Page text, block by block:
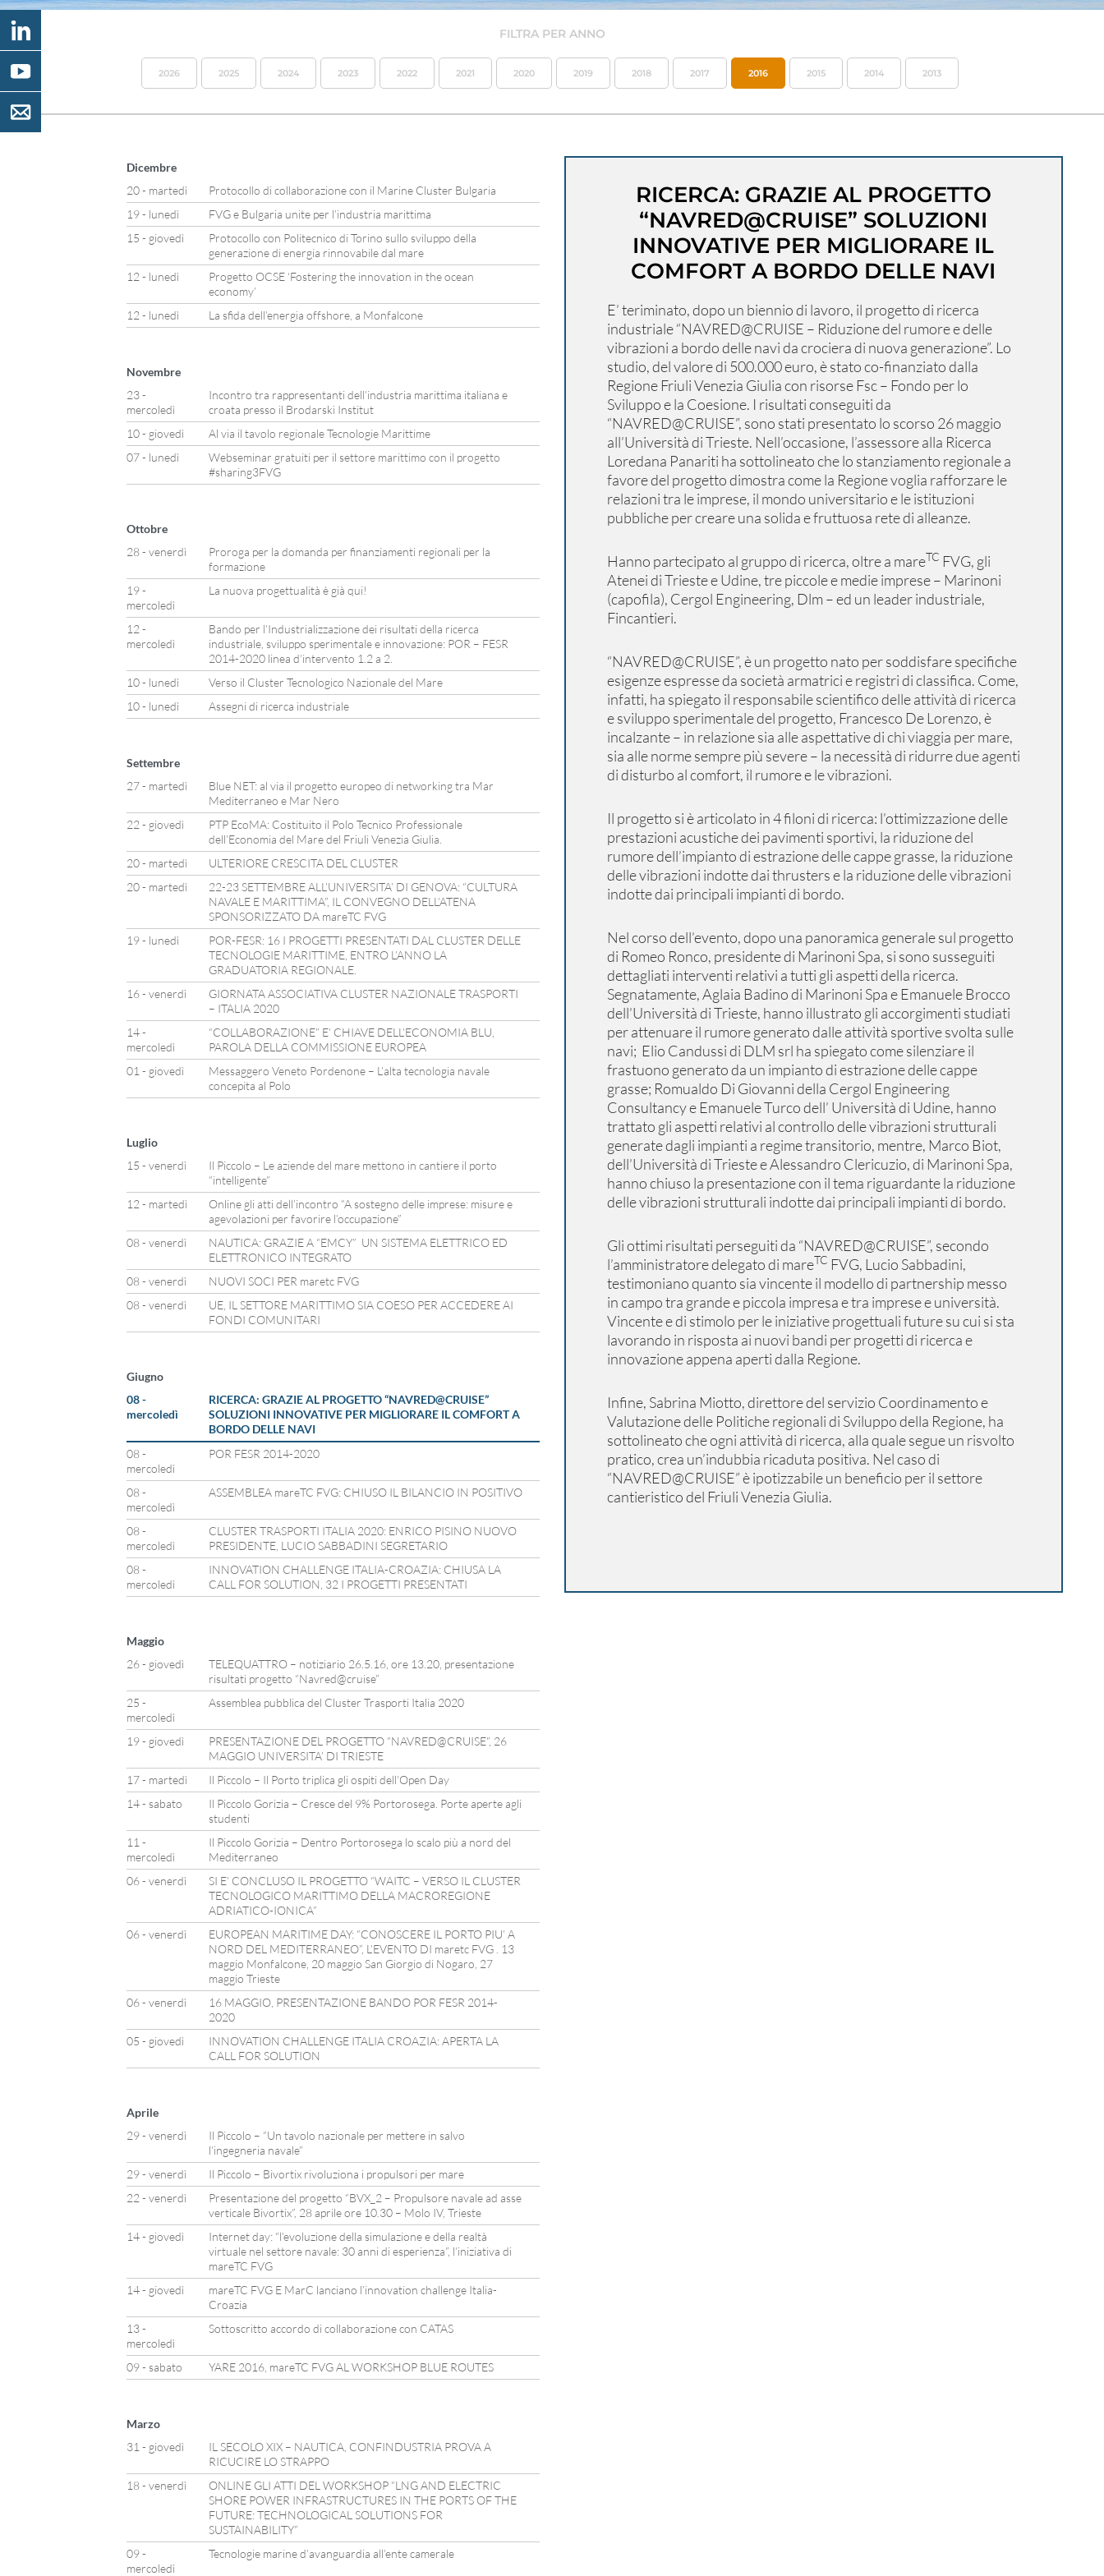
FILTRA PER ANNO
2026 2025 2024 2023 2022 2021 2020 2019 2018 2017 2016 2015 2014 2013
Dicembre
20 - martedì
Protocollo di collaborazione con il Marine Cluster Bulgaria
19 - lunedì
FVG e Bulgaria unite per l’industria marittima
15 - giovedì
Protocollo con Politecnico di Torino sullo sviluppo della
generazione di energia rinnovabile dal mare
12 - lunedì
Progetto OCSE ‘Fostering the innovation in the ocean
economy’
12 - lunedì
La sfida dell’energia offshore, a Monfalcone
Novembre
23 -
mercoledì
Incontro tra rappresentanti dell’industria marittima italiana e
croata presso il Brodarski Institut
10 - giovedì
Al via il tavolo regionale Tecnologie Marittime
07 - lunedì
Webseminar gratuiti per il settore marittimo con il progetto
#sharing3FVG
Ottobre
28 - venerdì
Proroga per la domanda per finanziamenti regionali per la
formazione
19 -
mercoledì
La nuova progettualità è già qui!
12 -
mercoledì
Bando per l’Industrializzazione dei risultati della ricerca
industriale, sviluppo sperimentale e innovazione: POR – FESR
2014-2020 linea d’intervento 1.2 a 2.
10 - lunedì
Verso il Cluster Tecnologico Nazionale del Mare
10 - lunedì
Assegni di ricerca industriale
Settembre
27 - martedì
Blue NET: al via il progetto europeo di networking tra Mar
Mediterraneo e Mar Nero
22 - giovedì
PTP EcoMA: Costituito il Polo Tecnico Professionale
dell’Economia del Mare del Friuli Venezia Giulia.
20 - martedì
ULTERIORE CRESCITA DEL CLUSTER
20 - martedì
22-23 SETTEMBRE ALL’UNIVERSITA’ DI GENOVA: “CULTURA
NAVALE E MARITTIMA”, IL CONVEGNO DELL’ATENA
SPONSORIZZATO DA mareTC FVG
19 - lunedì
POR-FESR: 16 I PROGETTI PRESENTATI DAL CLUSTER DELLE
TECNOLOGIE MARITTIME, ENTRO L’ANNO LA
GRADUATORIA REGIONALE.
16 - venerdì
GIORNATA ASSOCIATIVA CLUSTER NAZIONALE TRASPORTI
– ITALIA 2020
14 -
mercoledì
“COLLABORAZIONE” E’ CHIAVE DELL’ECONOMIA BLU,
PAROLA DELLA COMMISSIONE EUROPEA
01 - giovedì
Messaggero Veneto Pordenone – L’alta tecnologia navale
concepita al Polo
Luglio
15 - venerdì
Il Piccolo – Le aziende del mare mettono in cantiere il porto
“intelligente”
12 - martedì
Online gli atti dell’incontro “A sostegno delle imprese: misure e
agevolazioni per favorire l’occupazione”
08 - venerdì
NAUTICA: GRAZIE A “EMCY” UN SISTEMA ELETTRICO ED
ELETTRONICO INTEGRATO
08 - venerdì
NUOVI SOCI PER maretc FVG
08 - venerdì
UE, IL SETTORE MARITTIMO SIA COESO PER ACCEDERE AI
FONDI COMUNITARI
Giugno
08 -
mercoledì
RICERCA: GRAZIE AL PROGETTO “NAVRED@CRUISE”
SOLUZIONI INNOVATIVE PER MIGLIORARE IL COMFORT A
BORDO DELLE NAVI
08 -
mercoledì
POR FESR 2014-2020
08 -
mercoledì
ASSEMBLEA mareTC FVG: CHIUSO IL BILANCIO IN POSITIVO
08 -
mercoledì
CLUSTER TRASPORTI ITALIA 2020: ENRICO PISINO NUOVO
PRESIDENTE, LUCIO SABBADINI SEGRETARIO
08 -
mercoledì
INNOVATION CHALLENGE ITALIA-CROAZIA: CHIUSA LA
CALL FOR SOLUTION, 32 I PROGETTI PRESENTATI
Maggio
26 - giovedì
TELEQUATTRO – notiziario 26.5.16, ore 13.20, presentazione
risultati progetto “Navred@cruise”
25 -
mercoledì
Assemblea pubblica del Cluster Trasporti Italia 2020
19 - giovedì
PRESENTAZIONE DEL PROGETTO “NAVRED@CRUISE”, 26
MAGGIO UNIVERSITA’ DI TRIESTE
17 - martedì
Il Piccolo – Il Porto triplica gli ospiti dell’Open Day
14 - sabato
Il Piccolo Gorizia – Cresce del 9% Portorosega. Porte aperte agli
studenti
11 -
mercoledì
Il Piccolo Gorizia – Dentro Portorosega lo scalo più a nord del
Mediterraneo
06 - venerdì
SI E’ CONCLUSO IL PROGETTO “WAITC – VERSO IL CLUSTER
TECNOLOGICO MARITTIMO DELLA MACROREGIONE
ADRIATICO-IONICA”
06 - venerdì
EUROPEAN MARITIME DAY: “CONOSCERE IL PORTO PIU’ A
NORD DEL MEDITERRANEO”, L’EVENTO DI maretc FVG . 13
maggio Monfalcone, 20 maggio San Giorgio di Nogaro, 27
maggio Trieste
06 - venerdì
16 MAGGIO, PRESENTAZIONE BANDO POR FESR 2014-
2020
05 - giovedì
INNOVATION CHALLENGE ITALIA CROAZIA: APERTA LA
CALL FOR SOLUTION
Aprile
29 - venerdì
Il Piccolo – “Un tavolo nazionale per mettere in salvo
l’ingegneria navale”
29 - venerdì
Il Piccolo – Bivortix rivoluziona i propulsori per mare
22 - venerdì
Presentazione del progetto “BVX_2 – Propulsore navale ad asse
verticale Bivortix”, 28 aprile ore 10.30 – Molo IV, Trieste
14 - giovedì
Internet day: “l’evoluzione della simulazione e della realtà
virtuale nel settore navale: 30 anni di esperienza”, l’iniziativa di
mareTC FVG
14 - giovedì
mareTC FVG E MarC lanciano l’innovation challenge Italia-
Croazia
13 -
mercoledì
Sottoscritto accordo di collaborazione con CATAS
09 - sabato YARE 2016, mareTC FVG AL WORKSHOP BLUE ROUTES
Marzo
31 - giovedì
IL SECOLO XIX – NAUTICA, CONFINDUSTRIA PROVA A
RICUCIRE LO STRAPPO
18 - venerdì
ONLINE GLI ATTI DEL WORKSHOP “LNG AND ELECTRIC
SHORE POWER INFRASTRUCTURES IN THE PORTS OF THE
FUTURE: TECHNOLOGICAL SOLUTIONS FOR
SUSTAINABILITY”
09 -
mercoledì
Tecnologie marine d’avanguardia all’ente camerale
RICERCA: GRAZIE AL PROGETTO
“NAVRED@CRUISE” SOLUZIONI
INNOVATIVE PER MIGLIORARE IL
COMFORT A BORDO DELLE NAVI
E’ teriminato, dopo un biennio di lavoro, il progetto di ricerca
industriale “NAVRED@CRUISE – Riduzione del rumore e delle
vibrazioni a bordo delle navi da crociera di nuova generazione”. Lo
studio, del valore di 500.000 euro, è stato co-finanziato dalla
Regione Friuli Venezia Giulia con risorse Fsc – Fondo per lo
Sviluppo e la Coesione. I risultati conseguiti da
“NAVRED@CRUISE”, sono stati presentato lo scorso 26 maggio
all’Università di Trieste. Nell’occasione, l’assessore alla Ricerca
Loredana Panariti ha sottolineato che lo stanziamento regionale a
favore del progetto dimostra come la Regione voglia rafforzare le
relazioni tra le imprese, il mondo universitario e le istituzioni
pubbliche per creare una solida e fruttuosa rete di alleanze.
Hanno partecipato al gruppo di ricerca, oltre a mareTC FVG, gli
Atenei di Trieste e Udine, tre piccole e medie imprese – Marinoni
(capofila), Cergol Engineering, Dlm – ed un leader industriale,
Fincantieri.
“NAVRED@CRUISE”, è un progetto nato per soddisfare specifiche
esigenze espresse da società armatrici e registri di classifica. Come,
infatti, ha spiegato il responsabile scientifico delle attività di ricerca
e sviluppo sperimentale del progetto, Francesco De Lorenzo, è
incalzante – in relazione sia alle aspettative di chi viaggia per mare,
sia alle norme sempre più severe – la necessità di ridurre due agenti
di disturbo al comfort, il rumore e le vibrazioni.
Il progetto si è articolato in 4 filoni di ricerca: l’ottimizzazione delle
prestazioni acustiche dei pavimenti sportivi, la riduzione del
rumore dell’impianto di estrazione delle cappe grasse, la riduzione
delle vibrazioni indotte dai thrusters e la riduzione delle vibrazioni
indotte dai principali impianti di bordo.
Nel corso dell’evento, dopo una panoramica generale sul progetto
di Romeo Ronco, presidente di Marinoni Spa, si sono susseguiti
dettagliati interventi relativi a tutti gli aspetti della ricerca.
Segnatamente, Aglaia Badino di Marinoni Spa e Emanuele Brocco
dell’Università di Trieste, hanno illustrato gli accorgimenti studiati
per attenuare il rumore generato dalle attività sportive svolta sulle
navi; Elio Candussi di DLM srl ha spiegato come silenziare il
frastuono generato da un impianto di estrazione delle cappe
grasse; Romualdo Di Giovanni della Cergol Engineering
Consultancy e Emanuele Turco dell’ Università di Udine, hanno
trattato gli aspetti relativi al controllo delle vibrazioni strutturali
generate dagli impianti a regime transitorio, mentre, Marco Biot,
dell’Università di Trieste e Alessandro Clericuzio, di Marinoni Spa,
hanno chiuso la presentazione con il tema riguardante la riduzione
delle vibrazioni strutturali indotte dai principali impianti di bordo.
Gli ottimi risultati perseguiti da “NAVRED@CRUISE”, secondo
l’amministratore delegato di mareTC FVG, Lucio Sabbadini,
testimoniano quanto sia vincente il modello di partnership messo
in campo tra grande e piccola impresa e tra imprese e università.
Vincente e di stimolo per le iniziative progettuali future su cui si sta
lavorando in risposta ai nuovi bandi per progetti di ricerca e
innovazione appena aperti dalla Regione.
Infine, Sabrina Miotto, direttore del servizio Coordinamento e
Valutazione delle Politiche regionali di Sviluppo della Regione, ha
sottolineato che ogni attività di ricerca, alla quale segue un risvolto
pratico, crea un’indubbia ricaduta positiva. Nel caso di
“NAVRED@CRUISE” è ipotizzabile un beneficio per il settore
cantieristico del Friuli Venezia Giulia.